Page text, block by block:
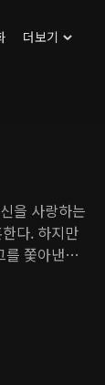
더보기
을 사랑하는
다. 하지만
쫓아낸다.
는 이름을
지내며 인